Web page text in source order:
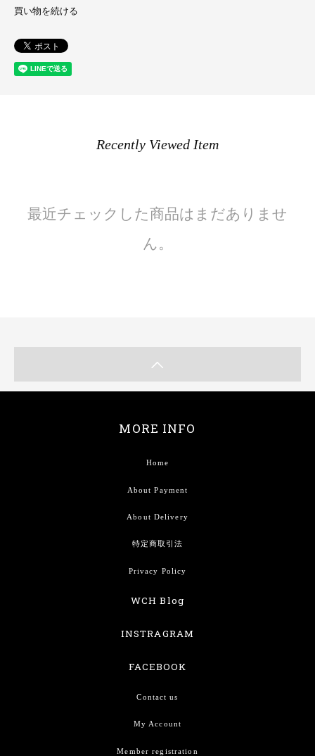
買い物を続ける
Recently Viewed Item
最近チェックした商品はまだありませ
ん。
MORE INFO
Home
About Payment
About Delivery
特定商取引法
Privacy Policy
WCH Blog
INSTRAGRAM
FACEBOOK
Contact us
My Account
Member registration